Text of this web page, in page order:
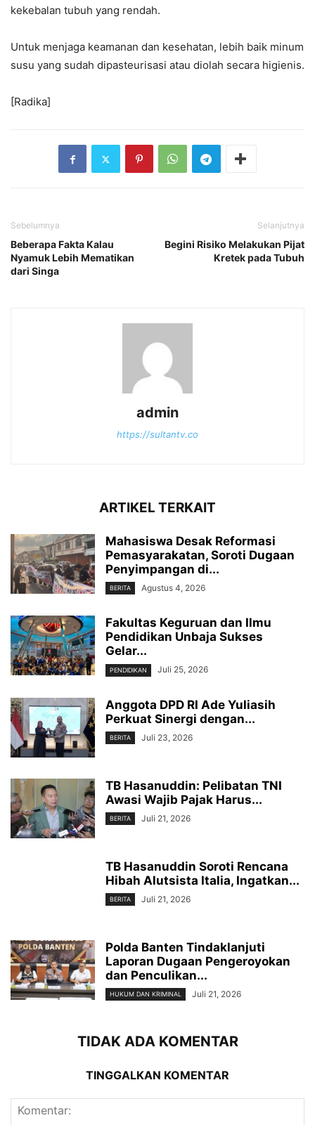
kekebalan tubuh yang rendah.
Untuk menjaga keamanan dan kesehatan, lebih baik minum
susu yang sudah dipasteurisasi atau diolah secara higienis.
[Radika]
Sebelumnya
Beberapa Fakta Kalau
Nyamuk Lebih Mematikan
dari Singa
Selanjutnya
Begini Risiko Melakukan Pijat
Kretek pada Tubuh
admin
https://sultantv.co
ARTIKEL TERKAIT
Mahasiswa Desak Reformasi
Pemasyarakatan, Soroti Dugaan
Penyimpangan di...
BERITA Agustus 4, 2026
Fakultas Keguruan dan Ilmu
Pendidikan Unbaja Sukses
Gelar...
PENDIDIKAN Juli 25, 2026
Anggota DPD RI Ade Yuliasih
Perkuat Sinergi dengan...
BERITA Juli 23, 2026
TB Hasanuddin: Pelibatan TNI
Awasi Wajib Pajak Harus...
BERITA Juli 21, 2026
TB Hasanuddin Soroti Rencana
Hibah Alutsista Italia, Ingatkan...
BERITA Juli 21, 2026
Polda Banten Tindaklanjuti
Laporan Dugaan Pengeroyokan
dan Penculikan...
HUKUM DAN KRIMINAL Juli 21, 2026
TIDAK ADA KOMENTAR
TINGGALKAN KOMENTAR